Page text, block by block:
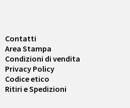
Contatti
Area Stampa
Condizioni di vendita
Privacy Policy
Codice etico
Ritiri e Spedizioni